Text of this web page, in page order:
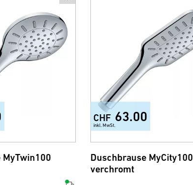
CHF 63.00
inkl. MwSt.
Duschbrause MyCity100
verchromt